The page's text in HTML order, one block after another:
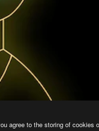
agree to the storing of cookies